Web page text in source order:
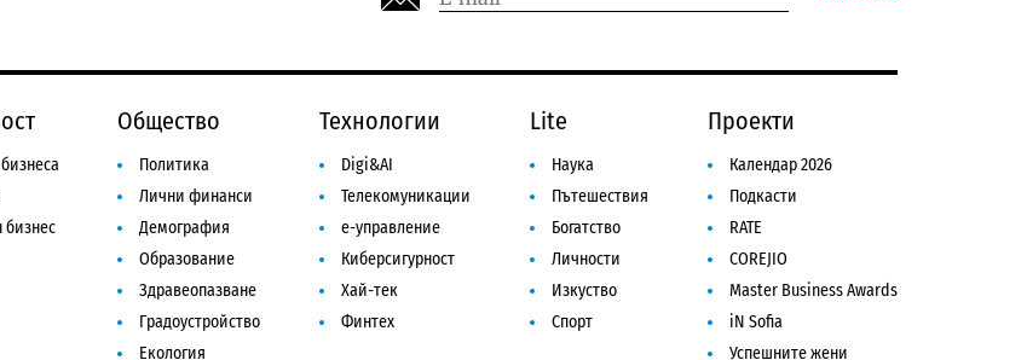
бизнес
Общество
Политика
Лични финанси
Демография
Образование
Здравеопазване
Градоустройство
Екология
Технологии
Digi&AI
Телекомуникации
е-управление
Киберсигурност
Хай-тек
Финтех
Lite
Наука
Пътешествия
Богатство
Личности
Изкуство
Спорт
Проекти
Календар 2026
Подкасти
RATE
COREJIO
Master Business Awards
iN Sofia
Успешните жени